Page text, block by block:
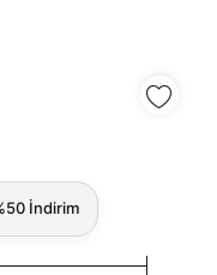
İndirim
göster